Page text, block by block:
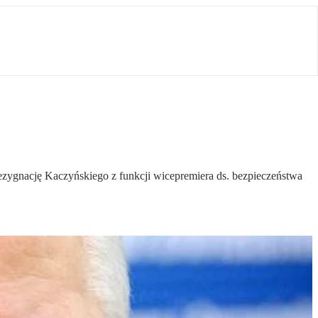
Kaczyńskiego z funkcji wicepremiera ds. bezpieczeństwa